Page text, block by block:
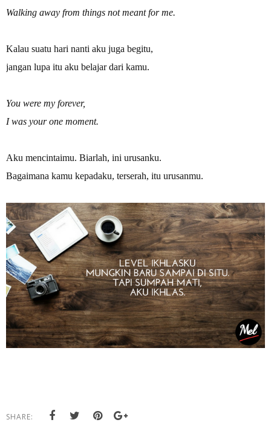
Walking away from things not meant for me.
Kalau suatu hari nanti aku juga begitu,
jangan lupa itu aku belajar dari kamu.
You were my forever,
I was your one moment.
Aku mencintaimu. Biarlah, ini urusanku.
Bagaimana kamu kepadaku, terserah, itu urusanmu.
SHARE: